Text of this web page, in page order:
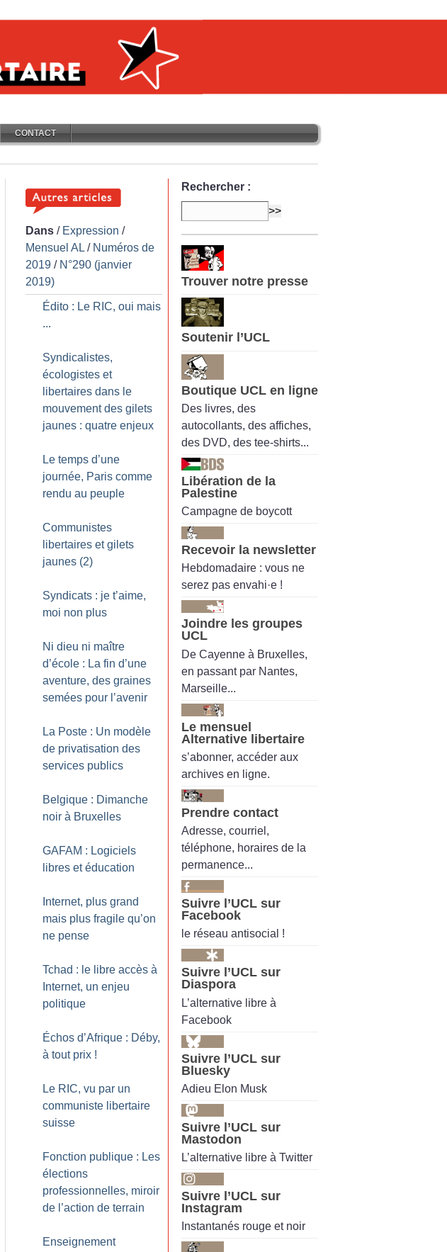
CONTACT
Dans / Expression /
Mensuel AL / Numéros de
2019 / N°290 (janvier
2019)
Édito : Le RIC, oui mais
...
Syndicalistes,
écologistes et
libertaires dans le
mouvement des gilets
jaunes : quatre enjeux
Le temps d’une
journée, Paris comme
rendu au peuple
Communistes
libertaires et gilets
jaunes (2)
Syndicats : je t’aime,
moi non plus
Ni dieu ni maître
d’école : La fin d’une
aventure, des graines
semées pour l’avenir
La Poste : Un modèle
de privatisation des
services publics
Belgique : Dimanche
noir à Bruxelles
GAFAM : Logiciels
libres et éducation
Internet, plus grand
mais plus fragile qu’on
ne pense
Tchad : le libre accès à
Internet, un enjeu
politique
Échos d’Afrique : Déby,
à tout prix !
Le RIC, vu par un
communiste libertaire
suisse
Fonction publique : Les
élections
professionnelles, miroir
de l’action de terrain
Enseignement
Rechercher :
Trouver notre presse
Soutenir l’UCL
Boutique UCL en ligne
Des livres, des
autocollants, des affiches,
des DVD, des tee-shirts...
Libération de la
Palestine
Campagne de boycott
Recevoir la newsletter
Hebdomadaire : vous ne
serez pas envahi·e !
Joindre les groupes
UCL
De Cayenne à Bruxelles,
en passant par Nantes,
Marseille...
Le mensuel
Alternative libertaire
s’abonner, accéder aux
archives en ligne.
Prendre contact
Adresse, courriel,
téléphone, horaires de la
permanence...
Suivre l’UCL sur
Facebook
le réseau antisocial !
Suivre l’UCL sur
Diaspora
L’alternative libre à
Facebook
Suivre l’UCL sur
Bluesky
Adieu Elon Musk
Suivre l’UCL sur
Mastodon
L’alternative libre à Twitter
Suivre l’UCL sur
Instagram
Instantanés rouge et noir